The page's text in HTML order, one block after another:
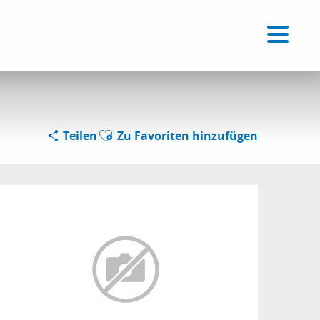
TeilenAjouter aux favoris
Zu Favoriten hinzufügen